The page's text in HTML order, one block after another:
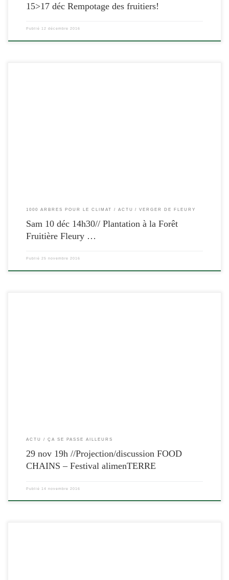
15>17 déc Rempotage des fruitiers!
Publié 12 décembre 2016
1000 ARBRES POUR LE CLIMAT ACTU VERGER DE FLEURY
Sam 10 déc 14h30// Plantation à la Forêt
Fruitière Fleury …
Publié 25 novembre 2016
ACTU ÇA SE PASSE AILLEURS
29 nov 19h //Projection/discussion FOOD
CHAINS – Festival alimenTERRE
Publié 14 novembre 2016